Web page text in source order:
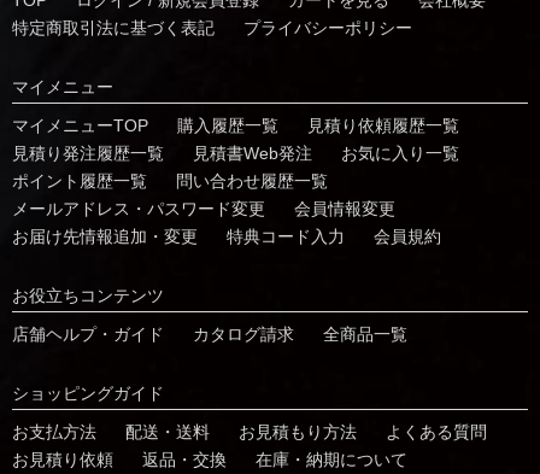
特定商取引法に基づく表記
プライバシーポリシー
マイメニュー
マイメニューTOP
購入履歴一覧
⾒積り依頼履歴⼀覧
⾒積り発注履歴⼀覧
見積書Web発注
お気に⼊り⼀覧
ポイント履歴⼀覧
問い合わせ履歴⼀覧
メールアドレス・パスワード変更
会員情報変更
お届け先情報追加・変更
特典コード⼊⼒ 会員規約
お役⽴ちコンテンツ
店舗ヘルプ・ガイド
カタログ請求 全商品一覧
ショッピングガイド
お⽀払⽅法
配送・送料 お見積もり方法
よくある質問
お⾒積り依頼
返品・交換 在庫・納期について